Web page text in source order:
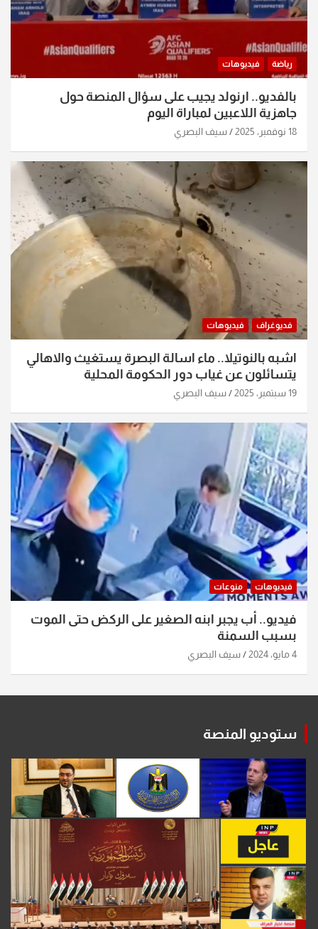
رياضة فيديوهات
بالفديو.. ارنولد يجيب على سؤال المنصة حول
جاهزية اللاعبين لمباراة اليوم
18 نوفمبر، 2025 سيف البصري
فديوغراف فيديوهات
اشبه بالنوتيلا.. ماء اسالة البصرة يستغيث والاهالي
يتسائلون عن غياب دور الحكومة المحلية
19 سبتمبر، 2025 سيف البصري
فيديوهات منوعات
فيديو.. أب يجبر ابنه الصغير على الركض حتى الموت
بسبب السمنة
4 مايو، 2024 سيف البصري
ستوديو المنصة